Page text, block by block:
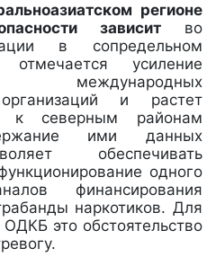
регионе
зависит во
в сопредельном
усиление
международных
организаций и растет
к северным районам
ими данных
обеспечивать
одного
финансирования
наркотиков. Для
это обстоятельство